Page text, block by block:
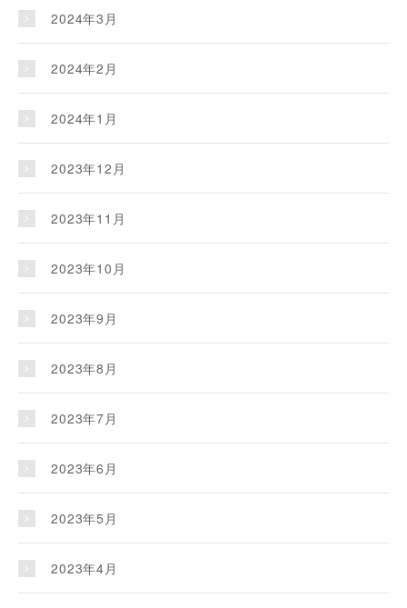
2024年3月
2024年2月
2024年1月
2023年12月
2023年11月
2023年10月
2023年9月
2023年8月
2023年7月
2023年6月
2023年5月
2023年4月